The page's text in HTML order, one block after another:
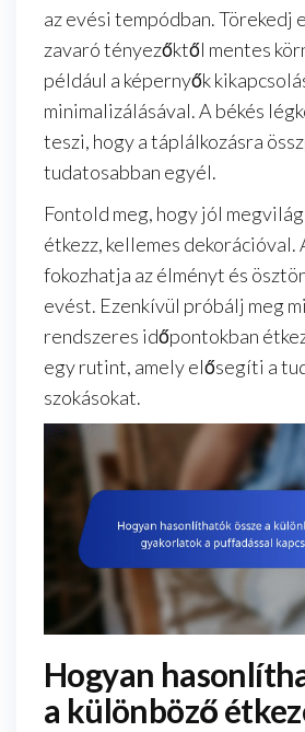
az evési tempódban. Törekedj
zavaró tényezőktől mentes
például a képernyők
minimalizálásával. A békés
teszi, hogy a táplálkozásra
tudatosabban egyél.
Fontold meg, hogy jól
étkezz, kellemes dekorációval.
fokozhatja az élményt és
evést. Ezenkívül próbálj meg
rendszeres időpontokban
egy rutint, amely elősegíti a
szokásokat.
Hogyan
a különböző